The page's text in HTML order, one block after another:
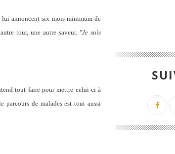
annoncent six mois minimum de
tour, une autre saveur. "Je suis
tout faire pour mettre celui-ci à
parcours de malades est tout aussi